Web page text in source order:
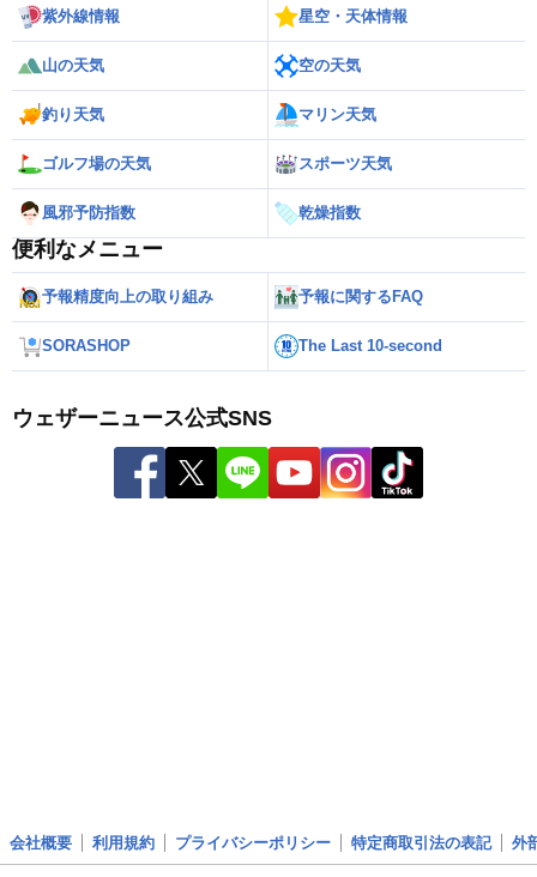
紫外線情報 星空・天体情報
山の天気 空の天気
釣り天気 マリン天気
ゴルフ場の天気 スポーツ天気
風邪予防指数 乾燥指数
便利なメニュー
予報精度向上の取り組み 予報に関するFAQ
SORASHOP The Last 10-second
ウェザーニュース公式SNS
会社概要 利用規約 プライバシーポリシー 特定商取引法の表記 外